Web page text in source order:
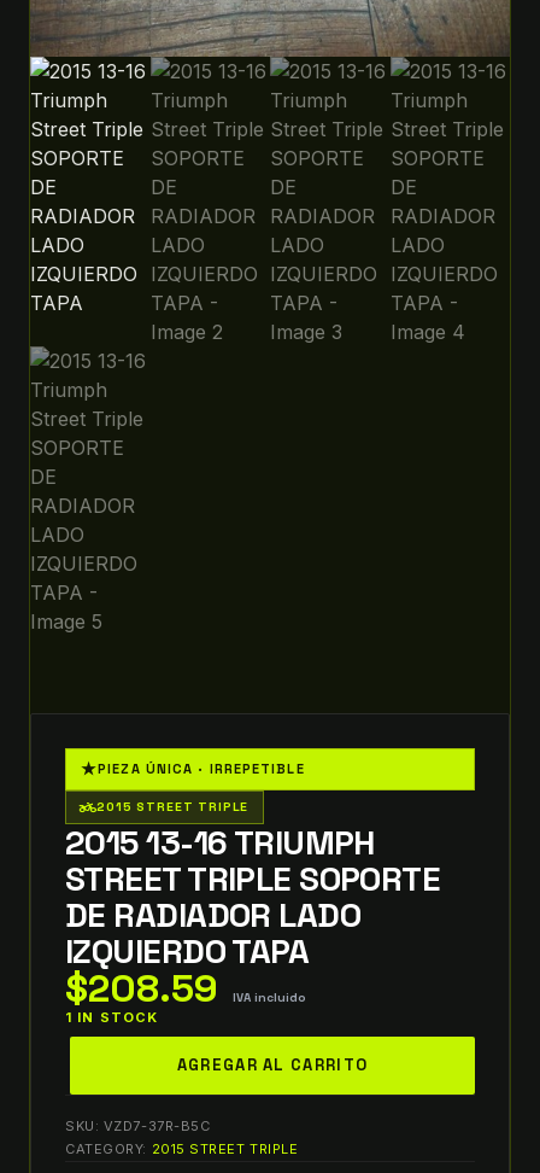
★PIEZA ÚNICA · IRREPETIBLE
two_wheeler2015 STREET TRIPLE
2015 13-16 TRIUMPH
STREET TRIPLE SOPORTE
DE RADIADOR LADO
IZQUIERDO TAPA
$208.59 IVA incluido
1 IN STOCK
Triumph
AGREGAR AL CARRITO
SKU: VZD7-37R-B5C
CATEGORY: 2015 STREET TRIPLE